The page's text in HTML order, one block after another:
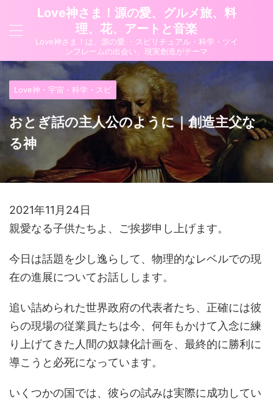
Love神さま！源の愛、グルメ旅、料
理、花、アートと音楽
Love神さま！は、源の愛 ・スピリチュアル・科学・ツイ
ンフレームの出会い、現実創造がテーマ
Love神・宇宙・科学・スピ
おとぎ話の主人公のように｜創造主父な
る神
2021年11月24日
親愛なる子供たちよ、ご挨拶申し上げます。
今日は話題を少し逸らして、物理的なレベルでの現
在の進展についてお話しします。
追い詰められた世界政府の代表者たち、正確には彼
らの現場の従業員たちは今、何年もかけて入念に練
り上げてきた人間の奴隷化計画を、最終的に勝利に
導こうと必死になっています。
いくつかの国では、彼らの試みは実際に成功してい